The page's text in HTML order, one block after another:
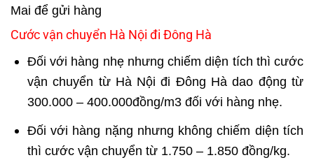
Mai để gửi hàng
Cước vận chuyển Hà Nội đi Đông Hà
Đối với hàng nhẹ nhưng chiếm diện tích thì cước
vận chuyển từ Hà Nội đi Đông Hà dao động từ
300.000 – 400.000đồng/m3 đối với hàng nhẹ.
Đối với hàng nặng nhưng không chiếm diện tích
thì cước vận chuyển từ 1.750 – 1.850 đồng/kg.